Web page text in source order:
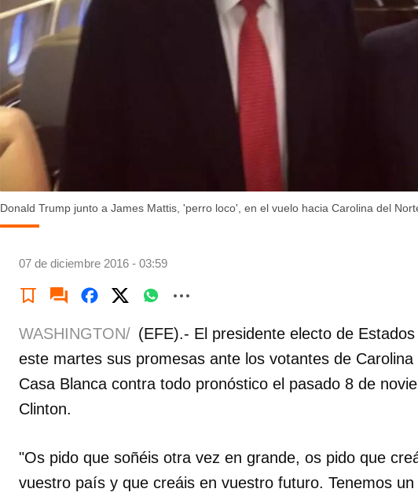
Donald Trump junto a James Mattis, 'perro loco', en el vuelo hacia Carolina del
07 de diciembre 2016 - 03:59
WASHINGTON/ (EFE).- El presidente electo de
este martes sus promesas ante los votantes de
Casa Blanca contra todo pronóstico el pasado 8 de
Clinton.
"Os pido que soñéis otra vez en grande, os pido que
vuestro país y que creáis en vuestro futuro. Tenemos